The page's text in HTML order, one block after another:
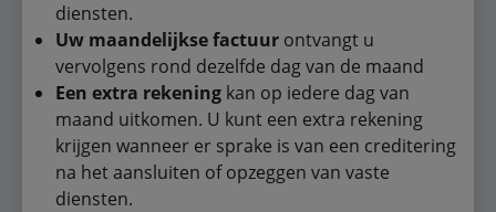
diensten.
Uw maandelijkse factuurontvangt u
vervolgens rond dezelfde dag van de maand
Een extra rekening kan op iedere dag van
maand uitkomen. U kunt een extra rekening
krijgen wanneer er sprake is van een creditering
na het aansluiten of opzeggen van vaste
diensten.